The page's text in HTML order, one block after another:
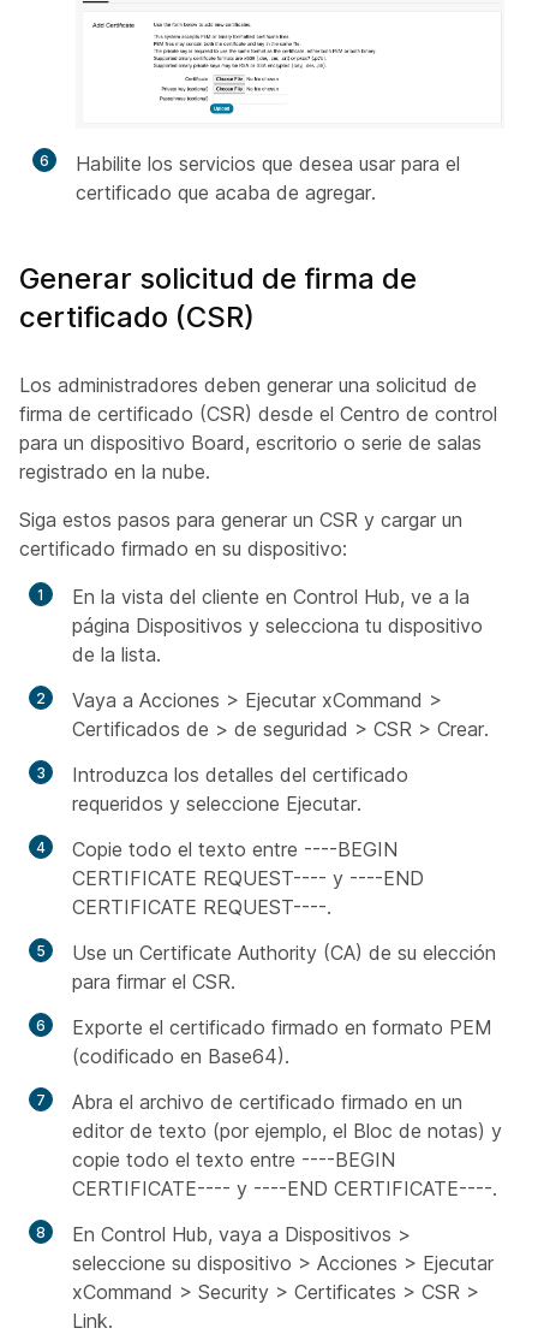
6
Habilite los servicios que desea usar para el
certificado que acaba de agregar.
Generar solicitud de firma de
certificado (CSR)
Los administradores deben generar una solicitud de
firma de certificado (CSR) desde el Centro de control
para un dispositivo Board, escritorio o serie de salas
registrado en la nube.
Siga estos pasos para generar un CSR y cargar un
certificado firmado en su dispositivo:
En la vista del cliente en Control Hub, ve a la
página Dispositivos y selecciona tu dispositivo
de la lista.
Vaya a Acciones > Ejecutar xCommand >
Certificados de > de seguridad > CSR > Crear.
Introduzca los detalles del certificado
requeridos y seleccione Ejecutar.
Copie todo el texto entre ----BEGIN
CERTIFICATE REQUEST---- y ----END
CERTIFICATE REQUEST----.
Use un Certificate Authority (CA) de su elección
para firmar el CSR.
Exporte el certificado firmado en formato PEM
(codificado en Base64).
Abra el archivo de certificado firmado en un
editor de texto (por ejemplo, el Bloc de notas) y
copie todo el texto entre ----BEGIN
CERTIFICATE---- y ----END CERTIFICATE----.
En Control Hub, vaya a Dispositivos >
seleccione su dispositivo > Acciones > Ejecutar
xCommand > Security > Certificates > CSR >
Link.